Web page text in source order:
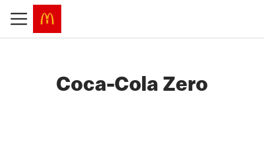
Coca-Cola Zero